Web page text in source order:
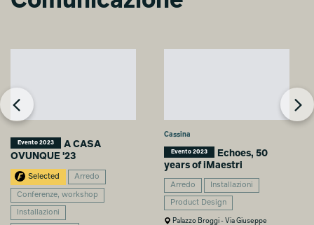
Evento 2023
A CASA
OVUNQUE '23
Selected Arredo
Conferenze, workshop
Installazioni
Cassina
Evento 2023
Echoes, 50
years of iMaestri
Arredo Installazioni
Product Design
Palazzo Broggi - Via Giuseppe